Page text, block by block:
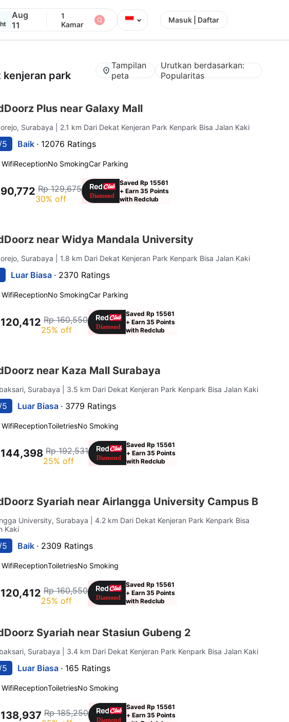
Aug
11
1
Kamar
⌄ Masuk | Daftar
kenjeran park
Tampilan
peta
Urutkan berdasarkan:
Popularitas
Plus near Galaxy Mall
Surabaya | 2.1 km Dari Dekat Kenjeran Park Kenpark Bisa Jalan Kaki
5 Baik · 12076 Ratings
WifiReceptionNo SmokingCar Parking
Rp 129,675
30% off
Saved Rp 15561
+ Earn 35 Points
with Redclub
near Widya Mandala University
Surabaya | 1.8 km Dari Dekat Kenjeran Park Kenpark Bisa Jalan Kaki
Luar Biasa · 2370 Ratings
WifiReceptionNo SmokingCar Parking
Rp 160,550
25% off
Saved Rp 15561
+ Earn 35 Points
with Redclub
near Kaza Mall Surabaya
Surabaya | 3.5 km Dari Dekat Kenjeran Park Kenpark Bisa Jalan Kaki
5 Luar Biasa · 3779 Ratings
WifiReceptionToiletriesNo Smoking
144,398 Rp 192,531
25% off
Saved Rp 15561
+ Earn 35 Points
with Redclub
Syariah near Airlangga University Campus B
University, Surabaya
| 4.2 km Dari Dekat Kenjeran Park Kenpark Bisa
Kaki
5 Baik · 2309 Ratings
WifiReceptionToiletriesNo Smoking
Rp 160,550
25% off
Saved Rp 15561
+ Earn 35 Points
with Redclub
Syariah near Stasiun Gubeng 2
Surabaya | 3.4 km Dari Dekat Kenjeran Park Kenpark Bisa Jalan Kaki
5 Luar Biasa · 165 Ratings
WifiReceptionToiletriesNo Smoking
Rp 185,250
Saved Rp 15561
+ Earn 35 Points